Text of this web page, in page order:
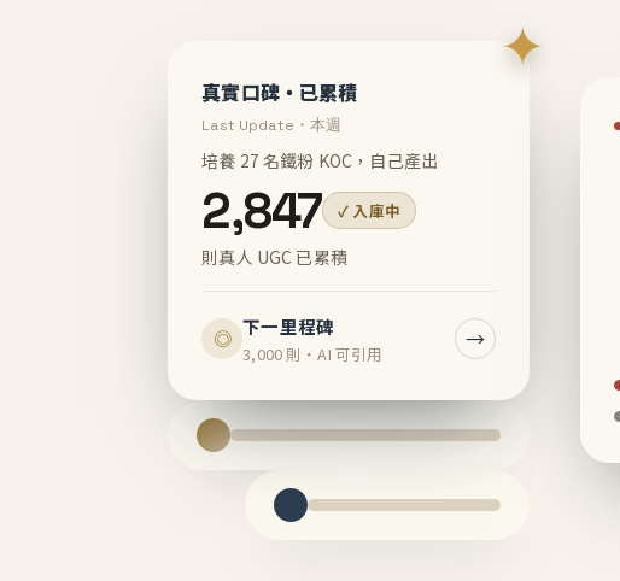
✦
真實口碑・已累積
Last Update・本週
培養 27 名鐵粉 KOC，自己產出
2,847 ✓ 入庫中
則真人 UGC 已累積
◎ 下一里程碑
3,000 則・AI 可引用
→